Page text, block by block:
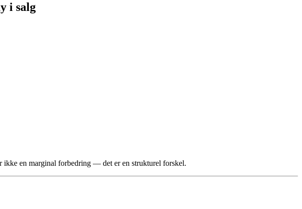
i salg
ikke en marginal forbedring — det er en strukturel forskel.